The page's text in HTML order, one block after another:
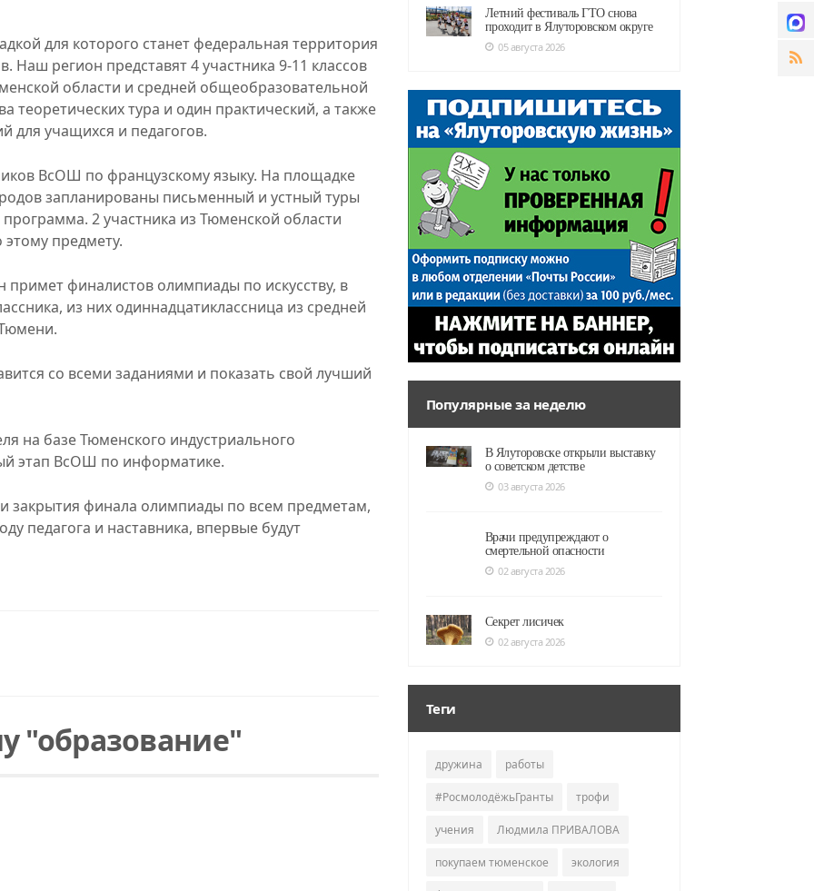
для которого станет федеральная территория
регион представят 4 участника 9-11 классов
области и средней общеобразовательной
теоретических тура и один практический, а также
для учащихся и педагогов.
ВсОШ по французскому языку. На площадке
запланированы письменный и устный туры
2 участника из Тюменской области
предмету.
примет финалистов олимпиады по искусству, в
из них одиннадцатиклассница из средней
со всеми заданиями и показать свой лучший
на базе Тюменского индустриального
этап ВсОШ по информатике.
закрытия финала олимпиады по всем предметам,
педагога и наставника, впервые будут
"образование"
Летний фестиваль ГТО снова
проходит в Ялуторовском округе
05 августа 2026
Популярные за неделю
В Ялуторовске открыли выставку
о советском детстве
03 августа 2026
Врачи предупреждают о
смертельной опасности
02 августа 2026
Секрет лисичек
02 августа 2026
Теги
дружина работы
#РосмолодёжьГранты трофи
учения Людмила ПРИВАЛОВА
покупаем тюменское экология